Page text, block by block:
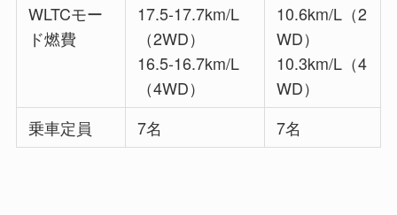
WLTCモー
ド燃費
17.5-17.7km/L
（2WD）
16.5-16.7km/L
（4WD）
10.6km/L（2
WD）
10.3km/L（4
WD）
乗車定員
7名 7名